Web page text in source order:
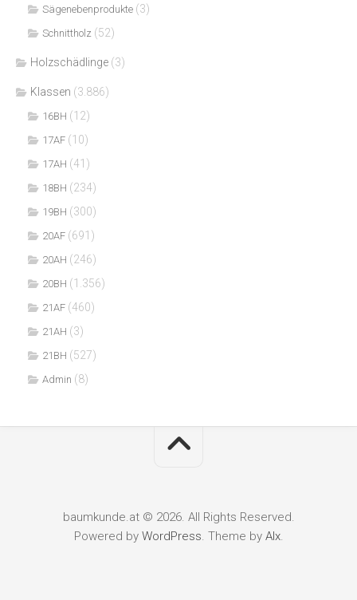
Sägenebenprodukte (3)
Schnittholz (52)
Holzschädlinge (3)
Klassen (3.886)
16BH (12)
17AF (10)
17AH (41)
18BH (234)
19BH (300)
20AF (691)
20AH (246)
20BH (1.356)
21AF (460)
21AH (3)
21BH (527)
Admin (8)
baumkunde.at © 2026. All Rights Reserved.
Powered by WordPress. Theme by Alx.